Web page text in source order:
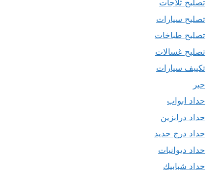
تصليح ثلاجات
تصليح سيارات
تصليح طباخات
تصليح غسالات
تكييف سيارات
حبر
حداد ابواب
حداد درابزين
حداد درج حديد
حداد ديوانيات
حداد شبابيك